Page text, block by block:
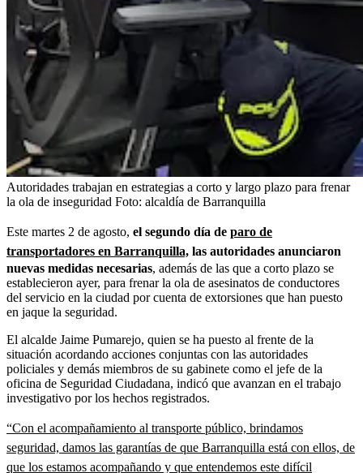
Autoridades trabajan en estrategias a corto y largo plazo para frenar
la ola de inseguridad Foto: alcaldía de Barranquilla
Este martes 2 de agosto, el segundo día de paro de
transportadores en Barranquilla, las autoridades anunciaron
nuevas medidas necesarias, además de las que a corto plazo se
establecieron ayer, para frenar la ola de asesinatos de conductores
del servicio en la ciudad por cuenta de extorsiones que han puesto
en jaque la seguridad.
El alcalde Jaime Pumarejo, quien se ha puesto al frente de la
situación acordando acciones conjuntas con las autoridades
policiales y demás miembros de su gabinete como el jefe de la
oficina de Seguridad Ciudadana, indicó que avanzan en el trabajo
investigativo por los hechos registrados.
“Con el acompañamiento al transporte público, brindamos
seguridad, damos las garantías de que Barranquilla está con ellos, de
que los estamos acompañando y que entendemos este difícil